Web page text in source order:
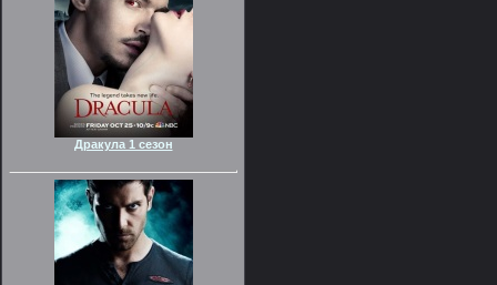
Дракула 1 сезон